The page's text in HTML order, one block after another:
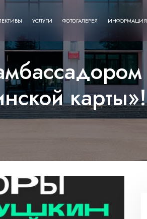
УСЛУГИ ФОТОГАЛЕРЕЯ ИНФОРМАЦИЯ
карты»!